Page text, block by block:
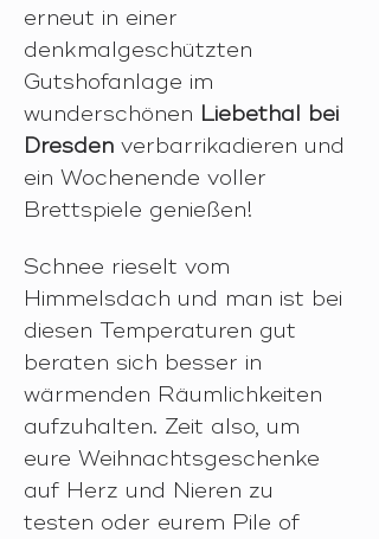
erneut in einer
denkmalgeschützten
Gutshofanlage im
wunderschönen Liebethal bei
Dresden verbarrikadieren und
ein Wochenende voller
Brettspiele genießen!
Schnee rieselt vom
Himmelsdach und man ist bei
diesen Temperaturen gut
beraten sich besser in
wärmenden Räumlichkeiten
aufzuhalten. Zeit also, um
eure Weihnachtsgeschenke
auf Herz und Nieren zu
testen oder eurem Pile of